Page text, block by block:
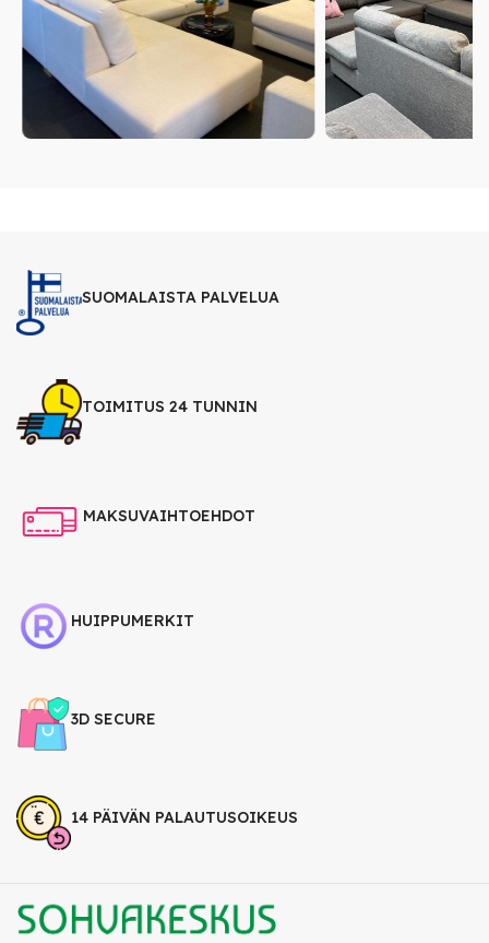
SUOMALAISTA PALVELUA
TOIMITUS 24 TUNNIN
MAKSUVAIHTOEHDOT
HUIPPUMERKIT
3D SECURE
14 PÄIVÄN PALAUTUSOIKEUS